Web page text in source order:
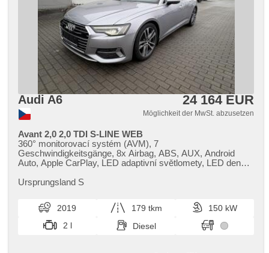
Audi A6 24 164 EUR
Möglichkeit der MwSt. abzusetzen
Avant 2,0 2,0 TDI S-LINE WEB
360° monitorovací systém (AVM), 7
Geschwindigkeitsgänge, 8x Airbag, ABS, AUX, Android
Auto, Apple CarPlay, LED adaptivní světlomety, LED denní
podvozku, Adaptive Geschwindigkeitsregelung, Fahrer-
pruhu, asistent jízdy v koloně, asistent rozjezdu do kopce
(HSA), asistent stability přívěsu (TSA), asistent změny
jízdního pruhu, Klimaautomatik, Automatikgetriebe, autom.
Sperrdiferential, automatické přepínání dálkových světel,
Ursprungsland S
2019 179 tkm
150 kW
2 l
Diesel